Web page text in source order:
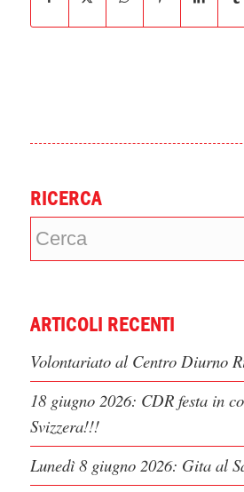
RICERCA
ARTICOLI RECENTI
Volontariato al Centro Diurno
18 giugno 2026: CDR festa in
Svizzera!!!
Lunedì 8 giugno 2026: Gita al